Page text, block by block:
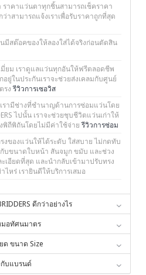
ราคาแว่นตาทุกชิ้นสามารถเช็คราคา
าสามารถแจ้งเราเพื่อรับราคาถูกที่สุด
มีสต๊อคของให้ลองใส่ได้จริงก่อนตัดสิน
มี่ยม เราดูแลแว่นทุกอันให้ฟรีตลอดชีพ
ยู่ในประกันเราจะช่วยส่งเคลมกับศูนย์
รงรีวิวการเซอวิส
รามีช่างที่ชำนาญด้านการซ่อมแว่นโดย
ไปนั้น เราจะช่วยชุบชีวิตแว่นเก่าให้
พิถีพิถันโดยไม่มีค่าใช้จ่ายรีวิวการซ่อม
งของแว่นให้ได้ระดับ ใส่สบาย ไม่กดทับ
บขนาดใบหน้า สันจมูก ขมับ และช่วง
เอียดที่สุด และนำกลับเข้ามาปรับทรง
ไหร่ เรายินดีให้บริการเสมอ
ดีกว่าอย่างไร
อทัศนมาตร
ด ขนาด Size
กับแบรนด์